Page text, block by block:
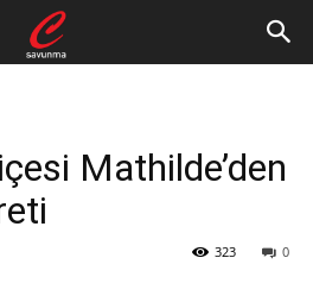
Mathilde’den
0
323